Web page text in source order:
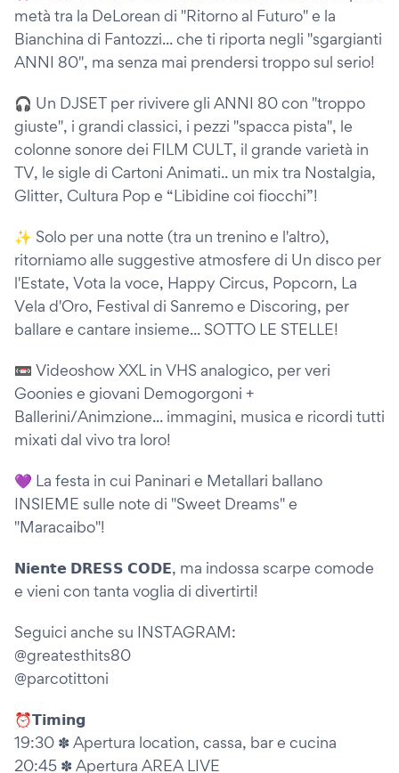
metà tra la DeLorean di "Ritorno al Futuro" e la
Bianchina di Fantozzi... che ti riporta negli "sgargianti
ANNI 80", ma senza mai prendersi troppo sul serio!
🎧 Un DJSET per rivivere gli ANNI 80 con "troppo
giuste", i grandi classici, i pezzi "spacca pista", le
colonne sonore dei FILM CULT, il grande varietà in
TV, le sigle di Cartoni Animati.. un mix tra Nostalgia,
Glitter, Cultura Pop e “Libidine coi fiocchi”!
✨ Solo per una notte (tra un trenino e l'altro),
ritorniamo alle suggestive atmosfere di Un disco per
l'Estate, Vota la voce, Happy Circus, Popcorn, La
Vela d'Oro, Festival di Sanremo e Discoring, per
ballare e cantare insieme... SOTTO LE STELLE!
📼 Videoshow XXL in VHS analogico, per veri
Goonies e giovani Demogorgoni +
Ballerini/Animzione... immagini, musica e ricordi tutti
mixati dal vivo tra loro!
💜 La festa in cui Paninari e Metallari ballano
INSIEME sulle note di "Sweet Dreams" e
"Maracaibo"!
𝗡𝗶𝗲𝗻𝘁𝗲 𝗗𝗥𝗘𝗦𝗦 𝗖𝗢𝗗𝗘, ma indossa scarpe comode
e vieni con tanta voglia di divertirti!
Seguici anche su INSTAGRAM:
@greatesthits80
@parcotittoni
⏰𝗧𝗶𝗺𝗶𝗻𝗴
19:30 ✽ Apertura location, cassa, bar e cucina
20:45 ✽ Apertura AREA LIVE